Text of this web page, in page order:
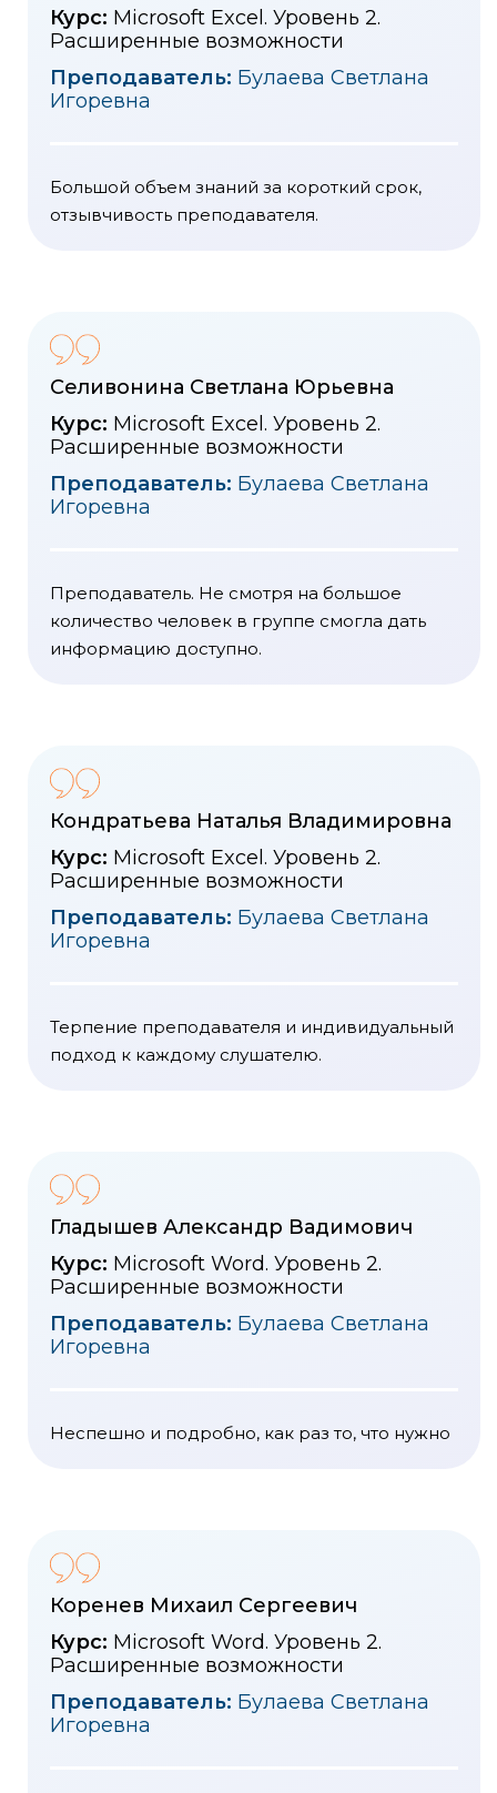
Курс: Microsoft Excel. Уровень 2.
Расширенные возможности
Преподаватель: Булаева Светлана
Игоревна
Большой объем знаний за короткий срок,
отзывчивость преподавателя.
Селивонина Светлана Юрьевна
Курс: Microsoft Excel. Уровень 2.
Расширенные возможности
Преподаватель: Булаева Светлана
Игоревна
Преподаватель. Не смотря на большое
количество человек в группе смогла дать
информацию доступно.
Кондратьева Наталья Владимировна
Курс: Microsoft Excel. Уровень 2.
Расширенные возможности
Преподаватель: Булаева Светлана
Игоревна
Терпение преподавателя и индивидуальный
подход к каждому слушателю.
Гладышев Александр Вадимович
Курс: Microsoft Word. Уровень 2.
Расширенные возможности
Преподаватель: Булаева Светлана
Игоревна
Неспешно и подробно, как раз то, что нужно
Коренев Михаил Сергеевич
Курс: Microsoft Word. Уровень 2.
Расширенные возможности
Преподаватель: Булаева Светлана
Игоревна